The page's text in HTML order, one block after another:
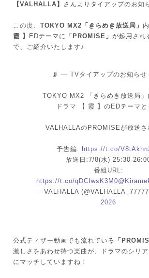
【VALHALLA】 さんよりタイアップのお知
この度、 TOKYO MX2「きらめき放送局」
霞 】
EDテーマに 「PROMISE」 が起用され
で、ご紹介いたします♪
📡 — TVタイアップのお知ら
TOKYO MX2 「きらめき放送局」
ドラマ 【 霞 】のEDテーマと
VALHALLAのPROMISEが放送さ
予告編: https://t.co/
放送日:7/8(水) 25:30-
番組URL:
https://t.co/qDCIwsK3M0
— VALHALLA
2026
公式ティザー動画でも流れている 「
激しさをあわせ持つ楽曲が、ドラマのシリ
にマッチしていますね！